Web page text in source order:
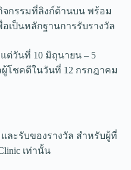
จกรรมที่ลิงก์ด้านบน พร้อม
เป็นหลักฐานการรับรางวัล
ต่วันที่ 10 มิถุนายน – 5
โชคดีในวันที่ 12 กรกฎาคม
ละรับของรางวัล สำหรับผู้ที่
เท่านั้น